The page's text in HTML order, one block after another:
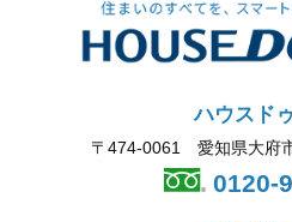
ハウスド
〒474-0061 愛知県大府
0120-